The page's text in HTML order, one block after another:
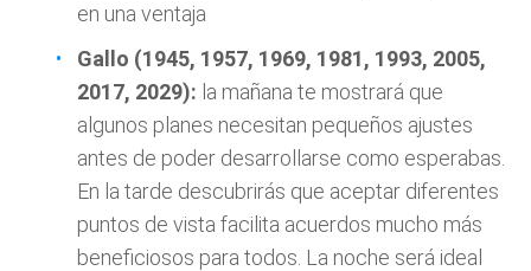
en una ventaja
Gallo (1945, 1957, 1969, 1981, 1993, 2005,
2017, 2029): la mañana te mostrará que
algunos planes necesitan pequeños ajustes
antes de poder desarrollarse como esperabas.
En la tarde descubrirás que aceptar diferentes
puntos de vista facilita acuerdos mucho más
beneficiosos para todos. La noche será ideal